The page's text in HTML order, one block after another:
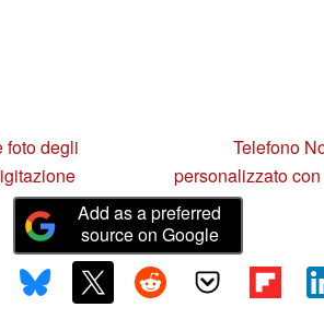
foto degli
Telefono
personalizzato
Add as a preferred
source on Google